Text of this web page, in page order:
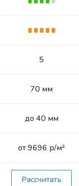
5
70 мм
до 40 мм
от 9696 р/м²
Рассчитать